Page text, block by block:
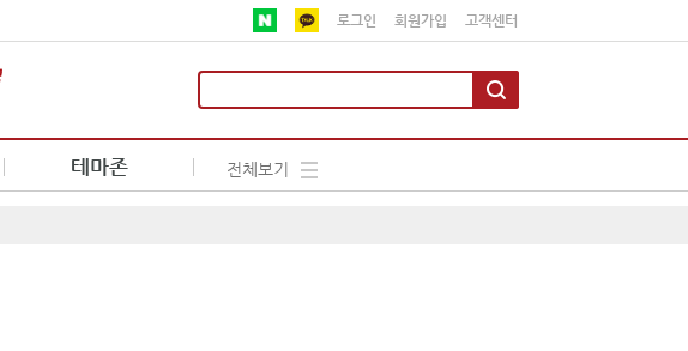
로그인 회원가입 고객센터
테마존 전체보기